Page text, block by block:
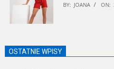
BY: JOANA ON:
OSTATNIE WPISY